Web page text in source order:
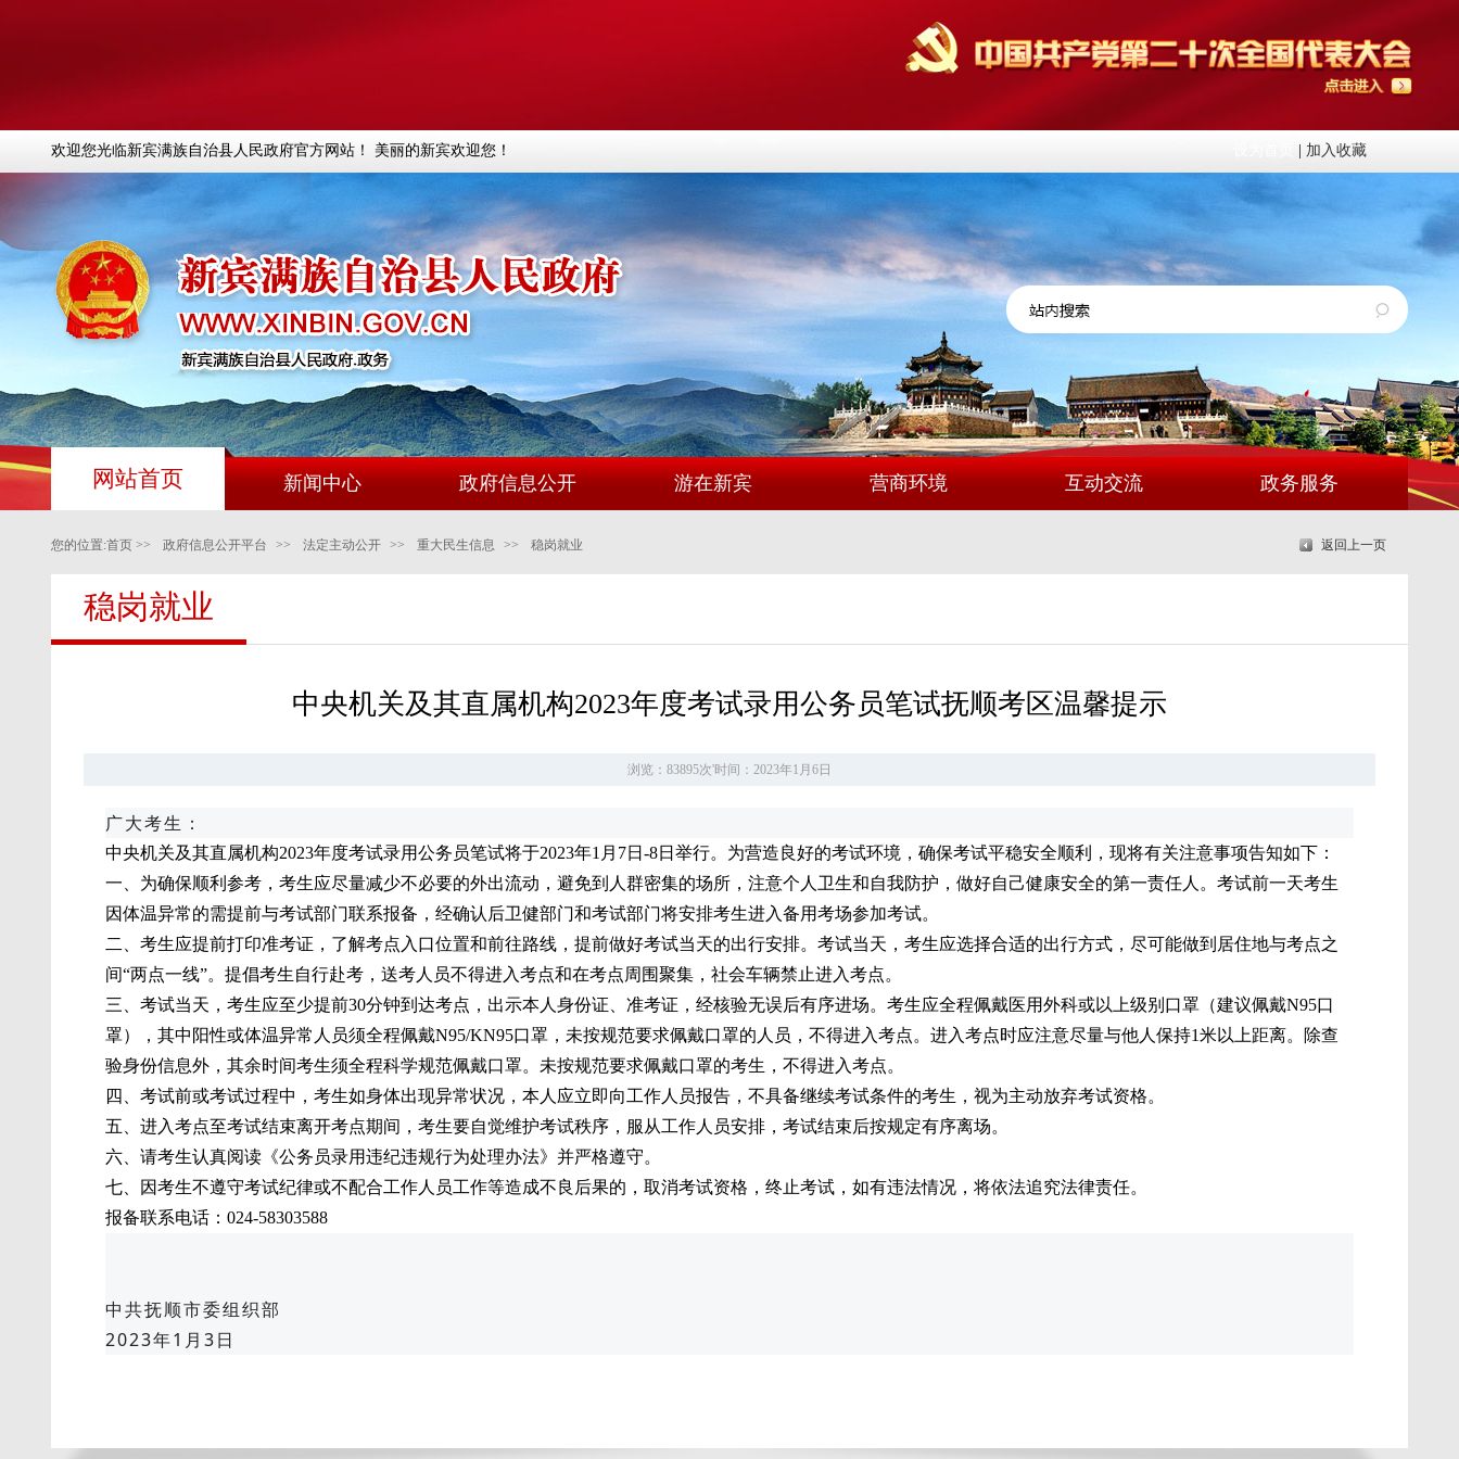
欢迎您光临新宾满族自治县人民政府官方网站！ 美丽的新宾欢迎您！ 加入收藏
网站首页 新闻中心 政府信息公开 游在新宾 营商环境 互动交流 政务服务
您的位置:首页 >> 政府信息公开平台 >> 法定主动公开 >> 重大民生信息 >> 稳岗就业 返回上一页
稳岗就业
中央机关及其直属机构2023年度考试录用公务员笔试抚顺考区温馨提示
浏览：83895次'时间：2023年1月6日
广大考生：
中央机关及其直属机构2023年度考试录用公务员笔试将于2023年1月7日-8日举行。为营造良好的考试环境，确保考试平稳安全顺利，现将有关注意事项告知如下：
一、为确保顺利参考，考生应尽量减少不必要的外出流动，避免到人群密集的场所，注意个人卫生和自我防护，做好自己健康安全的第一责任人。考试前一天考生
因体温异常的需提前与考试部门联系报备，经确认后卫健部门和考试部门将安排考生进入备用考场参加考试。
二、考生应提前打印准考证，了解考点入口位置和前往路线，提前做好考试当天的出行安排。考试当天，考生应选择合适的出行方式，尽可能做到居住地与考点之
间“两点一线”。提倡考生自行赴考，送考人员不得进入考点和在考点周围聚集，社会车辆禁止进入考点。
三、考试当天，考生应至少提前30分钟到达考点，出示本人身份证、准考证，经核验无误后有序进场。考生应全程佩戴医用外科或以上级别口罩（建议佩戴N95口
罩），其中阳性或体温异常人员须全程佩戴N95/KN95口罩，未按规范要求佩戴口罩的人员，不得进入考点。进入考点时应注意尽量与他人保持1米以上距离。除查
验身份信息外，其余时间考生须全程科学规范佩戴口罩。未按规范要求佩戴口罩的考生，不得进入考点。
四、考试前或考试过程中，考生如身体出现异常状况，本人应立即向工作人员报告，不具备继续考试条件的考生，视为主动放弃考试资格。
五、进入考点至考试结束离开考点期间，考生要自觉维护考试秩序，服从工作人员安排，考试结束后按规定有序离场。
六、请考生认真阅读《公务员录用违纪违规行为处理办法》并严格遵守。
七、因考生不遵守考试纪律或不配合工作人员工作等造成不良后果的，取消考试资格，终止考试，如有违法情况，将依法追究法律责任。
报备联系电话：024-58303588
中共抚顺市委组织部
2023年1月3日